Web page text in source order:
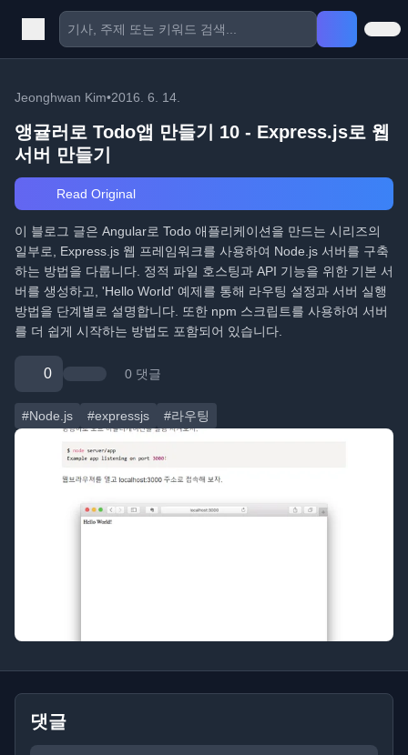
Jeonghwan Kim•2016. 6. 14.
앵귤러로 Todo앱 만들기 10 - Express.js로 웹
서버 만들기
Read Original
이 블로그 글은 Angular로 Todo 애플리케이션을 만드는 시리즈의
일부로, Express.js 웹 프레임워크를 사용하여 Node.js 서버를 구축
하는 방법을 다룹니다. 정적 파일 호스팅과 API 기능을 위한 기본 서
버를 생성하고, 'Hello World' 예제를 통해 라우팅 설정과 서버 실행
방법을 단계별로 설명합니다. 또한 npm 스크립트를 사용하여 서버
를 더 쉽게 시작하는 방법도 포함되어 있습니다.
0 0 댓글
#Node.js #expressjs #라우팅
댓글